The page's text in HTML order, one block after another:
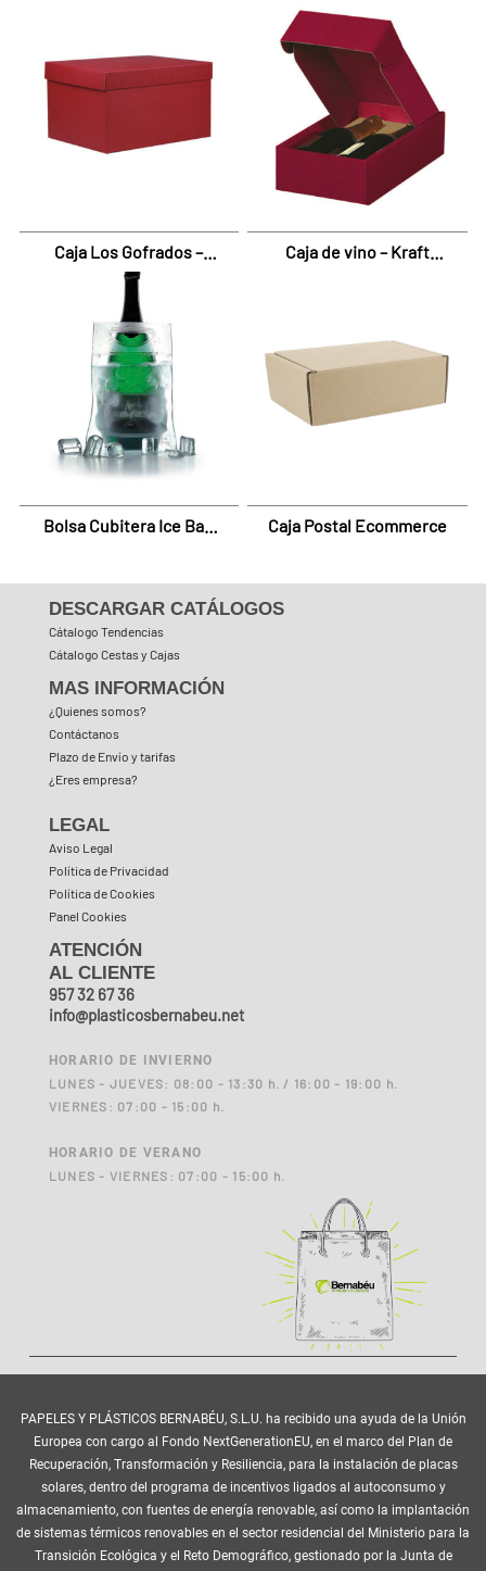
Caja Los Gofrados –
fondo y tapa
Caja de vino – Kraft
Bolsa Cubitera Ice Bag
Caja Postal Ecommerce
DESCARGAR CATÁLOGOS
Cátalogo Tendencias
Cátalogo Cestas y Cajas
MAS INFORMACIÓN
¿Quienes somos?
Contáctanos
Plazo de Envío y tarifas
¿Eres empresa?
LEGAL
Aviso Legal
Política de Privacidad
Política de Cookies
Panel Cookies
ATENCIÓN
AL CLIENTE
957 32 67 36
info@plasticosbernabeu.net
HORARIO DE INVIERNO
LUNES - JUEVES: 08:00 - 13:30 h. / 16:00 - 19:00 h.
VIERNES: 07:00 - 15:00 h.
HORARIO DE VERANO
LUNES - VIERNES: 07:00 - 15:00 h.
PAPELES Y PLÁSTICOS BERNABÉU, S.L.U. ha recibido una ayuda de la Unión
Europea con cargo al Fondo NextGenerationEU, en el marco del Plan de
Recuperación, Transformación y Resiliencia, para la instalación de placas
solares, dentro del programa de incentivos ligados al autoconsumo y
almacenamiento, con fuentes de energía renovable, así como la implantación
de sistemas térmicos renovables en el sector residencial del Ministerio para la
Transición Ecológica y el Reto Demográfico, gestionado por la Junta de